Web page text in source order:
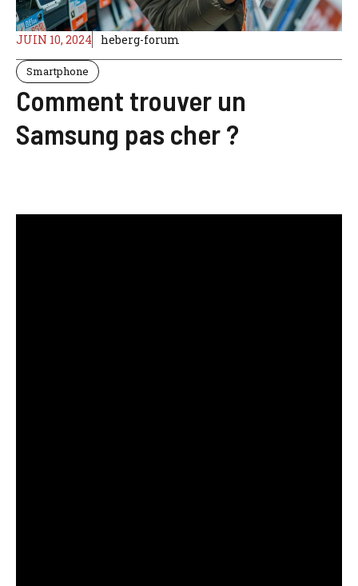
JUIN 10, 2024 heberg-forum
Smartphone
Comment trouver un
Samsung pas cher ?